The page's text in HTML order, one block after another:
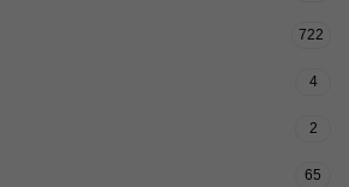
722
4
2
65